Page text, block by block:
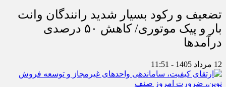
تضعیف و رکود بسیار شدید رانندگان وانت
بار و پیک موتوری/ کاهش ۵۰ درصدی
درآمدها
12 مرداد 1405 - 11:51